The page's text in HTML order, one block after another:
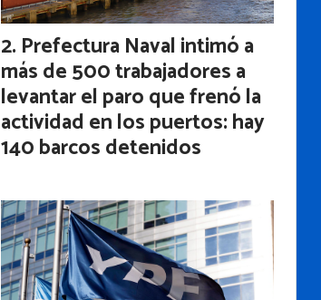
Prefectura Naval intimó a
más de 500 trabajadores a
levantar el paro que frenó la
actividad en los puertos: hay
140 barcos detenidos